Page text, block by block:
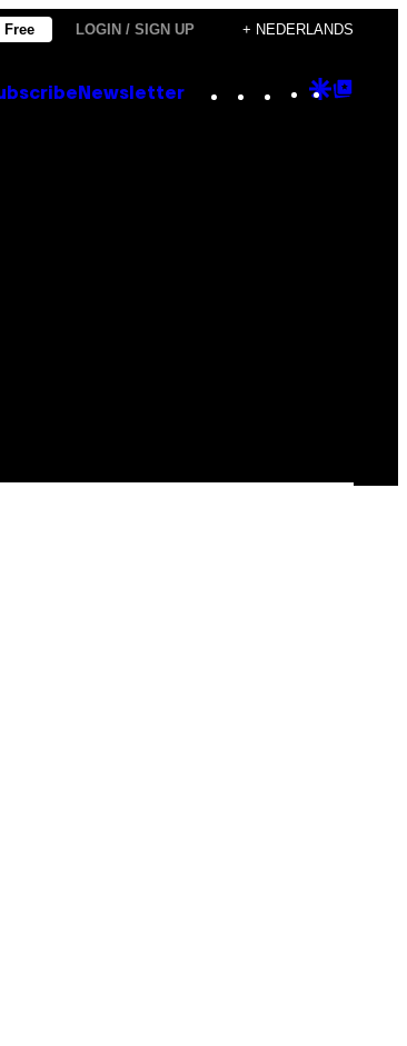
Free LOGIN / SIGN UP + NEDERLANDS
Newsletter Instagram
TikTok
YouTube
Google